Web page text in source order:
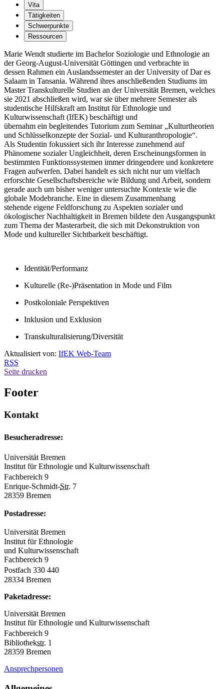
Vita
Tätigkeiten
Schwerpunkte
Ressourcen
Marie Wendt studierte im Bachelor Soziologie und Ethnologie an
der Georg-August-Universität Göttingen und verbrachte in
dessen Rahmen ein Auslandssemester an der University of Dar es
Salaam in Tansania. Während ihres anschließenden Studiums im
Master Transkulturelle Studien an der Universität Bremen, welches
sie 2021 abschließen wird, war sie über mehrere Semester als
studentische Hilfskraft am Institut für Ethnologie und
Kulturwissenschaft (IfEK) beschäftigt und
übernahm ein begleitendes Tutorium zum Seminar „Kulturtheorien
und Schlüsselkonzepte der Sozial- und Kulturanthropologie“.
Als Studentin fokussiert sich ihr Interesse zunehmend auf
Phänomene sozialer Ungleichheit, deren Erscheinungsformen in
bestimmten Funktionssystemen immer dringendere und konkretere
Fragen aufwerfen. Dabei handelt es sich nicht nur um vielfach
erforschte Gesellschaftsbereiche wie Bildung und Arbeit, sondern
gerade auch um bisher weniger untersuchte Kontexte wie die
globale Modebranche. Eine in diesem Zusammenhang
stehende eigene Feldforschung zu Aspekten sozialer und
ökologischer Nachhaltigkeit in Bremen bildete den Ausgangspunkt
zum Thema der Masterarbeit, die sich mit Dekonstruktion von
Mode und kultureller Sichtbarkeit beschäftigt.
Identität/Performanz
Kulturelle (Re-)Präsentation in Mode und Film
Postkoloniale Perspektiven
Inklusion und Exklusion
Transkulturalisierung/Diversität
Aktualisiert von: IfEK Web-Team
RSS
Seite drucken
Footer
Kontakt
Besucheradresse:
Universität Bremen
Institut für Ethnologie und Kulturwissenschaft
Fachbereich 9
Enrique-Schmidt-Str. 7
28359 Bremen
Postadresse:
Universität Bremen
Institut für Ethnologie
und Kulturwissenschaft
Fachbereich 9
Postfach 330 440
28334 Bremen
Paketadresse:
Universität Bremen
Institut für Ethnologie und Kulturwissenschaft
Fachbereich 9
Bibliothekstr. 1
28359 Bremen
Ansprechpersonen